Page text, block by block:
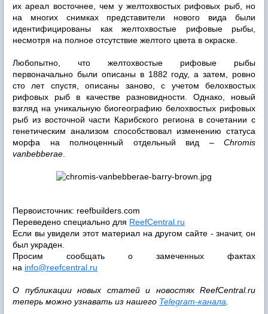
их ареал восточнее, чем у желтохвостых рифовых рыб, но
на многих снимках представители нового вида были
идентифицированы как желтохвостые рифовые рыбы,
несмотря на полное отсутствие желтого цвета в окраске.
Любопытно, что желтохвостые рифовые рыбы
первоначально были описаны в 1882 году, а затем, ровно
сто лет спустя, описаны заново, с учетом белохвостых
рифовых рыб в качестве разновидности. Однако, новый
взгляд на уникальную биогеографию белохвостых рифовых
рыб из восточной части Карибского региона в сочетании с
генетическим анализом способствовал изменению статуса
морфа на полноценный отдельный вид –
Chromis
vanbebberae
Первоисточник: reefbuilders.com
Переведено специально для ReefCentral.ru
Если вы увидели этот материал на другом сайте - значит, он
был украден.
Просим сообщать о замеченных фактах
на info@reefcentral.ru
О публикации новых статей и новостях ReefCentral.ru
теперь можно узнавать из нашего Telegram-канала.